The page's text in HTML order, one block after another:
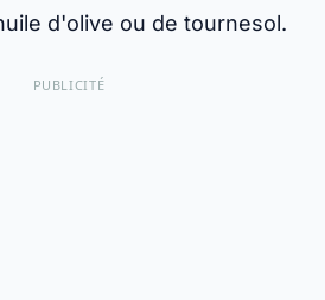
d'olive ou de tournesol.
PUBLICITÉ